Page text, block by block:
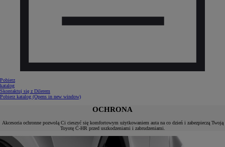
Pobierz
katalog
Skontaktuj się z Dilerem
Pobierz katalog (Opens in new window)
OCHRONA
Akcesoria ochronne pozwolą Ci cieszyć się komfortowym użytkowaniem auta na co dzień i zabezpieczą Twoją
Toyotę C-HR przed uszkodzeniami i zabrudzeniami.